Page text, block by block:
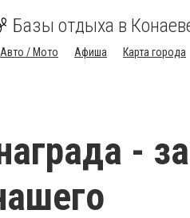
Базы отдыха в
Авто / Мото Афиша Карта города
-